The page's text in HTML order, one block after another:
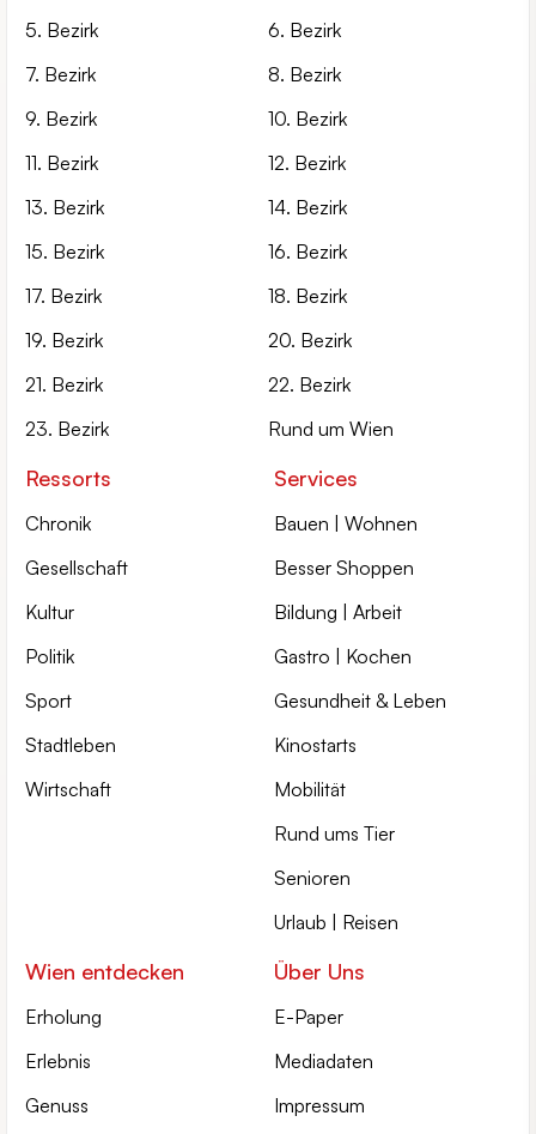
5. Bezirk
6. Bezirk
7. Bezirk
8. Bezirk
9. Bezirk
10. Bezirk
11. Bezirk
12. Bezirk
13. Bezirk
14. Bezirk
15. Bezirk
16. Bezirk
17. Bezirk
18. Bezirk
19. Bezirk
20. Bezirk
21. Bezirk
22. Bezirk
23. Bezirk
Rund um Wien
Ressorts
Chronik
Gesellschaft
Kultur
Politik
Sport
Stadtleben
Wirtschaft
Services
Bauen | Wohnen
Besser Shoppen
Bildung | Arbeit
Gastro | Kochen
Gesundheit & Leben
Kinostarts
Mobilität
Rund ums Tier
Senioren
Urlaub | Reisen
Wien entdecken
Erholung
Erlebnis
Genuss
Über Uns
E-Paper
Mediadaten
Impressum